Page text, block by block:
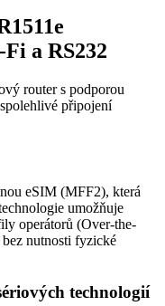
Fi a RS232
routers podporou
připojení
eSIM (MFF2), která
umožňuje
operátorů (Over-the-
nutnosti fyzické
technologií